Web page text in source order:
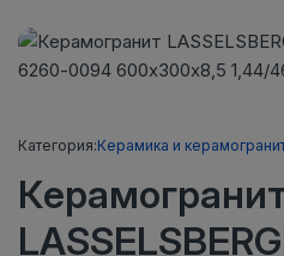
Категория:Керамика и